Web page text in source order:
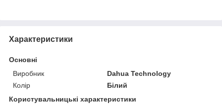
Характеристики
Основні
Виробник
Dahua Technology
Колір
Білий
Користувальницькі характеристики